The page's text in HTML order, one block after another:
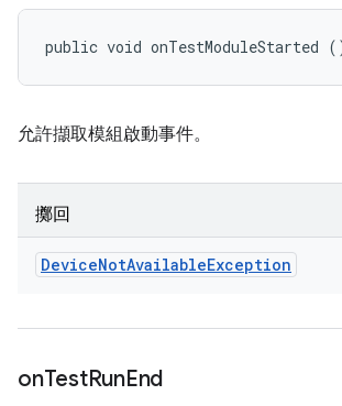
public void onTestModuleStarted
允許擷取模組啟動事件。
擲回
DeviceNotAvailableException
onTestRunEnd